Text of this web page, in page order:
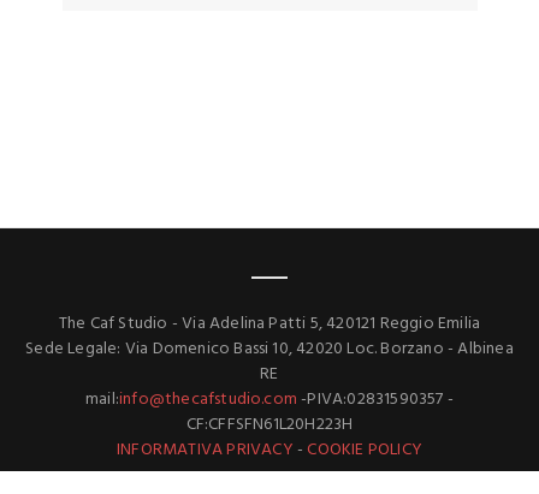
The Caf Studio - Via Adelina Patti 5, 420121 Reggio Emilia
Sede Legale: Via Domenico Bassi 10, 42020 Loc. Borzano - Albinea
RE
mail:info@thecafstudio.com-PIVA:02831590357 -
CF:CFFSFN61L20H223H
INFORMATIVA PRIVACY-COOKIE POLICY